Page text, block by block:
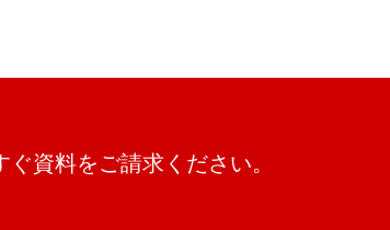
資料をご請求ください。